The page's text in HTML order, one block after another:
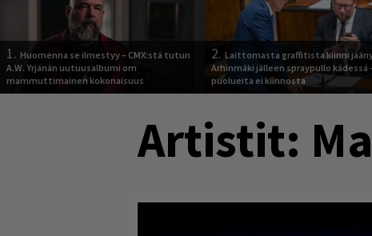
1. Huomenna se ilmestyy – CMX:stä tutun
A.W. Yrjänän uutuusalbumi om
mammuttimainen kokonaisuus
2. Laittomasta graffitista kiinni
Arhinmäki jälleen spraypullo kädessä
puolueita ei kiinnosta
Artistit: